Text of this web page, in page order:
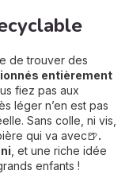
de trouver des
entièrement
fiez pas aux
léger n’en est pas
Sans colle, ni vis,
qui va avec🍺.
, et une riche idée
enfants !